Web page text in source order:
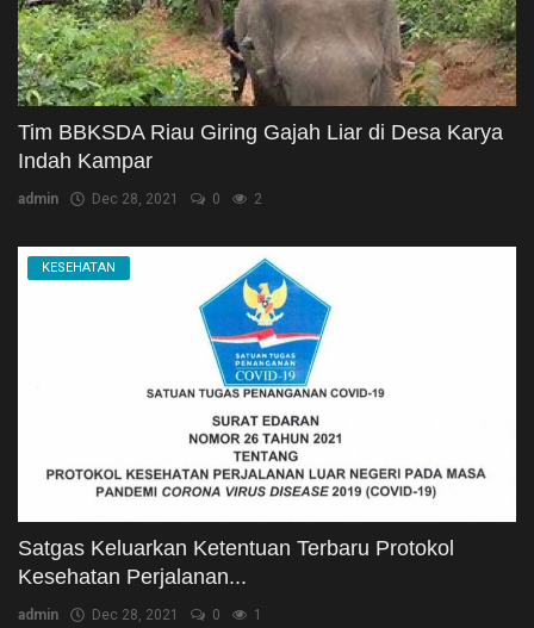
Tim BBKSDA Riau Giring Gajah Liar di Desa Karya
Indah Kampar
admin Dec 28, 2021 0 2
KESEHATAN
Satgas Keluarkan Ketentuan Terbaru Protokol
Kesehatan Perjalanan...
admin Dec 28, 2021 0 1